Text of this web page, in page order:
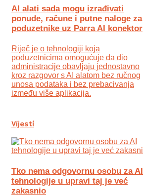
AI alati sada mogu izrađivati
ponude, račune i putne naloge za
poduzetnike uz Parra AI konektor
Riječ je o tehnologiji koja
poduzetnicima omogućuje da dio
administracije obavljaju jednostavno
kroz razgovor s AI alatom bez ručnog
unosa podataka i bez prebacivanja
između više aplikacija.
Vijesti
Tko nema odgovornu osobu za AI
tehnologije u upravi taj je već
zakasnio